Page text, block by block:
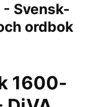
Svensk-
ordbok
1600-